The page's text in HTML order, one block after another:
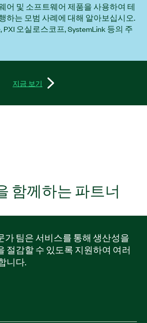
어 및 소프트웨어 제품을 사용하여 테
하는 모범 사례에 대해 알아보십시오.
PXI 오실로스코프, SystemLink 등의 주
지금 보기
함께하는 파트너
가 팀은 서비스를 통해 생산성을
절감할 수 있도록 지원하여 여러
니다.